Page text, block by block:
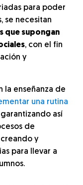
para poder
se necesitan
que supongan
, con el fin
y
la enseñanza de
una rutina
así
de
y
para llevar a